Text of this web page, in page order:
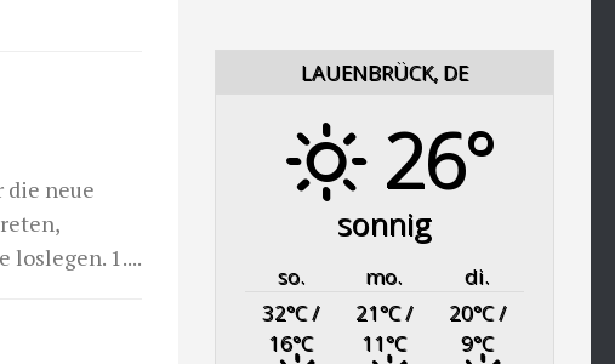
die neue
loslegen. 1....
LAUENBRÜCK, DE
26°
sonnig
so. mo.
di.
32°C/
16°C
21°C/
11°C
20°C/
9°C